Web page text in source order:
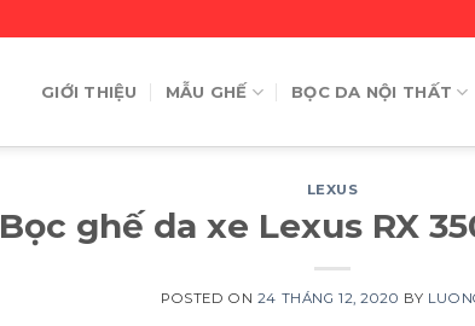
GIỚI THIỆU MẪU GHẾ BỌC DA NỘI THẤT
LEXUS
Bọc ghế da xe Lexus RX
POSTED ON 24 THÁNG 12, 2020 BY